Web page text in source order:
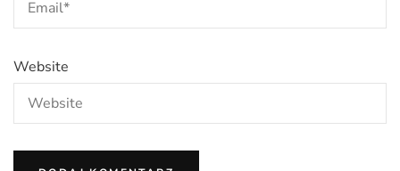
Website